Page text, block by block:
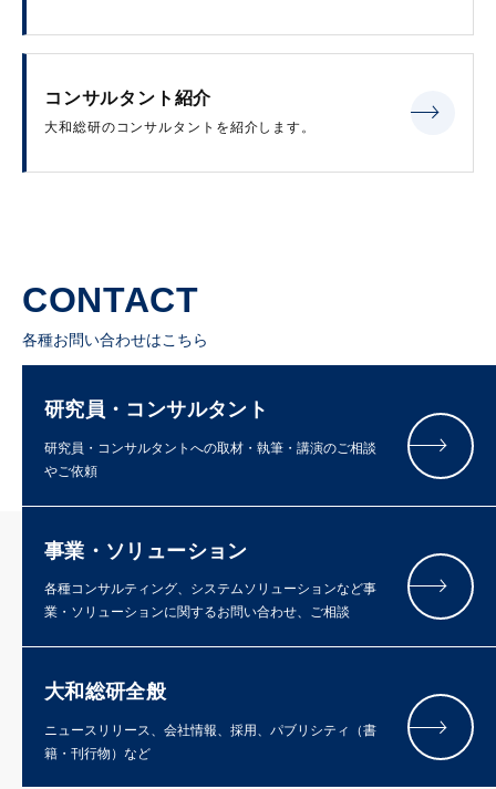
コンサルタント紹介
大和総研のコンサルタントを紹介します。
CONTACT
各種お問い合わせはこちら
研究員・コンサルタント
研究員・コンサルタントへの取材・執筆・講演のご相談
やご依頼
事業・ソリューション
各種コンサルティング、システムソリューションなど事
業・ソリューションに関するお問い合わせ、ご相談
大和総研全般
ニュースリリース、会社情報、採用、パブリシティ（書
籍・刊行物）など